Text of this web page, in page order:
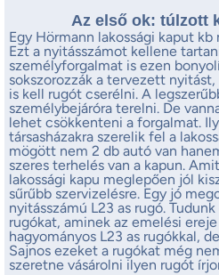
Az első ok: túlzott
Egy Hörmann lakossági kaput
Ezt a nyitásszámot kellene
személyforgalmat is ezen
sokszorozzák a tervezett
is kell rugót cserélni. A
személybejáróra terelni. De
lehet csökkenteni a forgalmat.
társasházakra szerelik fel a
mögött nem 2 db autó van
szeres terhelés van a kapun.
lakossági kapu meglepően jól
sűrűbb szervizelésre. Egy jó
nyitásszámú L23 as rugó.
rugókat, aminek az emelési
hagyományos L23 as rugókkal,
Sajnos ezeket a rugókat még
szeretne vásárolni ilyen rugót